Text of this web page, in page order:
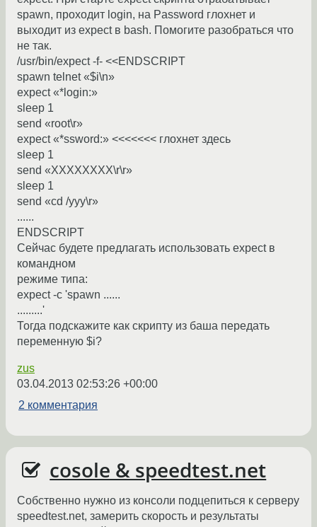
spawn, проходит login, на Password глохнет и
выходит из expect в bash. Помогите разобраться что
не так.
/usr/bin/expect -f- <<ENDSCRIPT
spawn telnet «$i\n»
expect «*login:»
sleep 1
send «root\r»
expect «*ssword:» <<<<<<< глохнет здесь
sleep 1
send «XXXXXXXX\r\r»
sleep 1
send «cd /yyy\r»
......
ENDSCRIPT
Сейчас будете предлагать использовать expect в
командном
режиме типа:
expect -c 'spawn ......
.........'
Тогда подскажите как скрипту из баша передать
переменную $i?
zus
03.04.2013 02:53:26 +00:00
2 комментария
cosole & speedtest.net
Собственно нужно из консоли подцепиться к серверу
speedtest.net, замерить скорость и результаты